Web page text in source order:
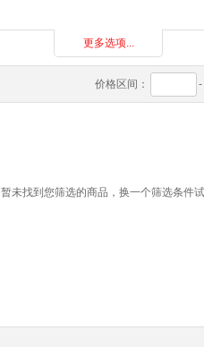
20000毫安以上
更多选项...
价格区间： -
暂未找到您筛选的商品，换一个筛选条件